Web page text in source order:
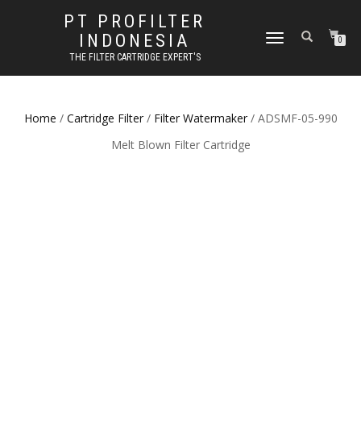
PT PROFILTER
INDONESIA
THE FILTER CARTRIDGE EXPERT'S
TOGGLE NAVIGATION0
Home / Cartridge Filter/ Filter Watermaker/ ADSMF-05-990
Melt Blown Filter Cartridge